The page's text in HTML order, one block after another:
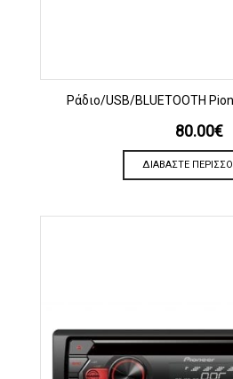
Ράδιο/USB/BLUETOOTH
80.00€
ΔΙΑΒΆΣΤΕ